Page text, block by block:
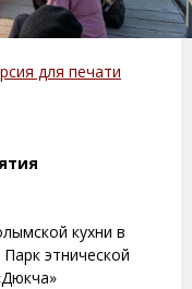
для печати
кухни в
этнической